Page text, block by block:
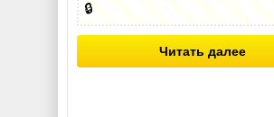
🔒
Читать далее